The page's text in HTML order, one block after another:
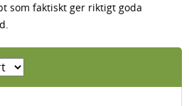
som faktiskt ger riktigt goda